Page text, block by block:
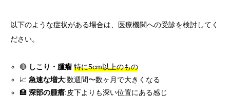
以下のような症状がある場合は、医療機関への受診を検討してく
ださい。
🔴 しこり・腫瘤:特に5cm以上のもの
📈急速な増大:数週間〜数ヶ月で大きくなる
🏥深部の腫瘤:皮下よりも深い位置にある感じ